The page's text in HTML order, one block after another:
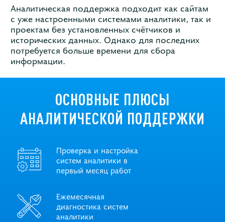
Аналитическая поддержка подходит как сайтам
с уже настроенными системами аналитики, так и
проектам без установленных счётчиков и
исторических данных. Однако для последних
потребуется больше времени для сбора
информации.
ОСНОВНЫЕ ПЛЮСЫ
АНАЛИТИЧЕСКОЙ ПОДДЕРЖКИ
Проверка и настройка
систем аналитики в
первый месяц работ
Ежемесячная
диагностика систем
аналитики